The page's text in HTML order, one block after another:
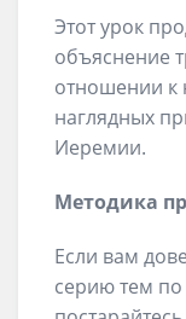
Этот урок
объяснение
отношении к
наглядных
Иеремии.
Методика
Если вам
серию тем